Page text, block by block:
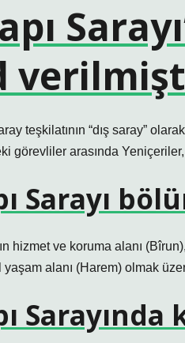
teşkilatının “dış saray”
görevliler arasında
Sarayı
hizmet ve koruma alanı
yaşam alanı (Harem) olmak